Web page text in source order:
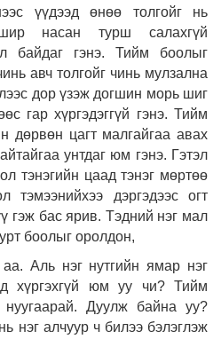
үүдээд өнөө толгойг нь
насан турш салахгүй
байдаг гэнэ. Тийм боолыг
авч толгойг чинь мулзална
дор үзэж догшин морь шиг
гар хүргэдэггүй гэнэ. Тийм
дөрвөн цагт малгайгаа авах
унтдаг юм гэнэ. Гэтэл
тэнэгийн цаад тэнэг мөртөө
тэмээнийхээ дэргэдээс огт
гэж бас ярив. Тэдний нэг мал
боолыг оролдон,
Аль нэг нутгийн ямар нэг
хүргэхгүй юм уу чи? Тийм
Дуулж байна уу?
нэг алчуур ч билээ бэлэглэж